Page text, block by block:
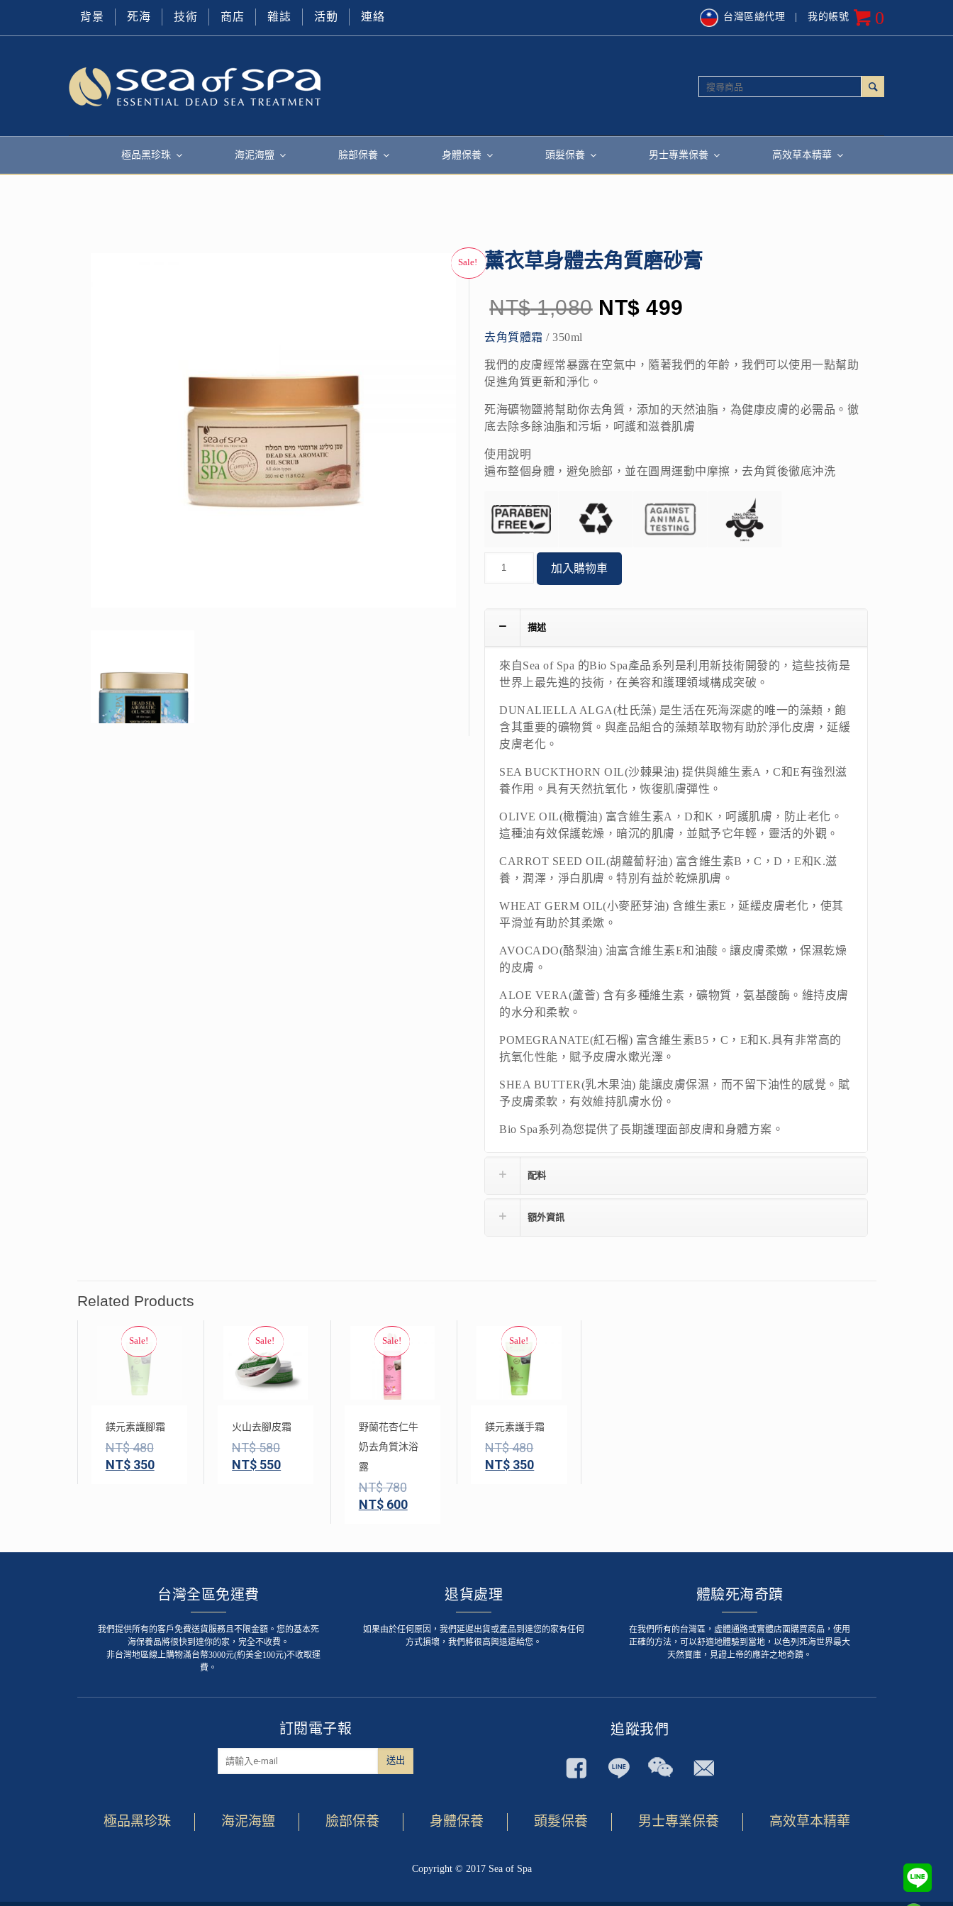
背景 死海 技術 商店 雜誌 活動 連絡 | 我的帳號 0
台灣區總代理
極品黑珍珠 海泥海鹽 臉部保養 身體保養 頭髮保養 男士專業保養 高效草本精華
薰衣草身體去角質磨砂膏
NT$1,080 NT$ 499
去角質體霜 / 350ml
我們的皮膚經常暴露在空氣中，隨著我們的年齡，我們可以使用一點幫助
促進角質更新和淨化。
死海礦物鹽將幫助你去角質，添加的天然油脂，為健康皮膚的必需品。徹
底去除多餘油脂和污垢，呵護和滋養肌膚
使用說明
遍布整個身體，避免臉部，並在圓周運動中摩擦，去角質後徹底沖洗
加入購物車
描述
來自Sea of Spa 的Bio Spa產品系列是利用新技術開發的，這些技術是
世界上最先進的技術，在美容和護理領域構成突破。
DUNALIELLA ALGA(杜氏藻) 是生活在死海深處的唯一的藻類，飽
含其重要的礦物質。與產品組合的藻類萃取物有助於淨化皮膚，延緩
皮膚老化。
SEA BUCKTHORN OIL(沙棘果油) 提供與維生素A，C和E有強烈滋
養作用。具有天然抗氧化，恢復肌膚彈性。
OLIVE OIL(橄欖油) 富含維生素A，D和K，呵護肌膚，防止老化。
這種油有效保護乾燥，暗沉的肌膚，並賦予它年輕，靈活的外觀。
CARROT SEED OIL(胡蘿蔔籽油) 富含維生素B，C，D，E和K.滋
養，潤澤，淨白肌膚。特別有益於乾燥肌膚。
WHEAT GERM OIL(小麥胚芽油) 含維生素E，延緩皮膚老化，使其
平滑並有助於其柔嫰。
AVOCADO(酪梨油) 油富含維生素E和油酸。讓皮膚柔嫰，保濕乾燥
的皮膚。
ALOE VERA(蘆薈) 含有多種維生素，礦物質，氨基酸酶。維持皮膚
的水分和柔軟。
POMEGRANATE(紅石榴) 富含維生素B5，C，E和K.具有非常高的
抗氧化性能，賦予皮膚水嫰光澤。
SHEA BUTTER(乳木果油) 能讓皮膚保濕，而不留下油性的感覺。賦
予皮膚柔軟，有效維持肌膚水份。
Bio Spa系列為您提供了長期護理面部皮膚和身體方案。
配料
額外資訊
Related Products
鎂元素護腳霜
NT$480
NT$350
火山去腳皮霜
NT$580
NT$ 550
野蘭花杏仁牛
奶去角質沐浴
露
NT$780
NT$600
鎂元素護手霜
NT$480
NT$ 350
台灣全區免運費
我們提供所有的客戶免費送貨服務且不限金額。您的基本死
海保養品將很快到達你的家，完全不收費。
非台灣地區線上購物滿台幣3000元(約美金100元)不收取運
費。
退貨處理
如果由於任何原因，我們延遲出貨或產品到達您的家有任何
方式損壞，我們將很高興退還給您。
體驗死海奇蹟
在我們所有的台灣區，虛體通路或實體店面購買商品，使用
正確的方法，可以舒適地體驗到當地，以色列死海世界最大
天然寶庫，見證上帝的應許之地奇蹟。
訂閱電子報 追蹤我們
極品黑珍珠 海泥海鹽 臉部保養 身體保養 頭髮保養 男士專業保養 高效草本精華
Copyright © 2017 Sea of Spa